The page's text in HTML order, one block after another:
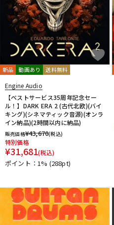
新品 動画あり 送料無料
Engine Audio
【ベストサービス35周年記念セー
ル！】DARK ERA 2 (古代北欧)(バイ
キング)(シネマティック音源)(オンラ
イン納品)(2時間以内に納品)
販売価格¥43,670(税込)
特別価格
¥31,681(税込)
ポイント：1% (288pt)